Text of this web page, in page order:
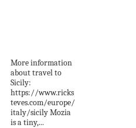
More information
about travel to
Sicily:
https://www.ricks
teves.com/europe/
italy/sicily Mozia
is a tiny,...